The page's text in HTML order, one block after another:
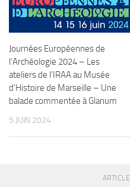
Journées Européennes de
l’Archéologie 2024 – Les
ateliers de l’IRAA au Musée
d’Histoire de Marseille – Une
balade commentée à Glanum
5 JUIN 2024